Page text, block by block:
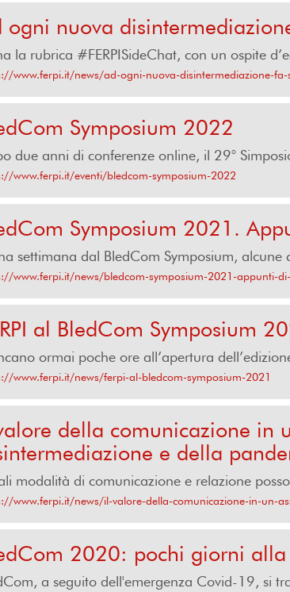
ogni nuova
la rubrica #FERPISideChat, con un ospite
www.ferpi.it/news/ad-ogni-nuova-disintermediazione-
Symposium 2022
due anni di conferenze online, il 29°
www.ferpi.it/eventi/bledcom-symposium-2022
Symposium 2021.
settimana dal BledCom Symposium,
www.ferpi.it/news/bledcom-symposium-2021-appunti-
al BledCom Symposium
ormai poche ore all’apertura
www.ferpi.it/news/ferpi-al-bledcom-symposium-2021
della comunicazione in
e della
modalità di comunicazione e relazione
www.ferpi.it/news/il-valore-della-comunicazione-in-un-
2020: pochi giorni
a seguito dell'emergenza Covid-19, si